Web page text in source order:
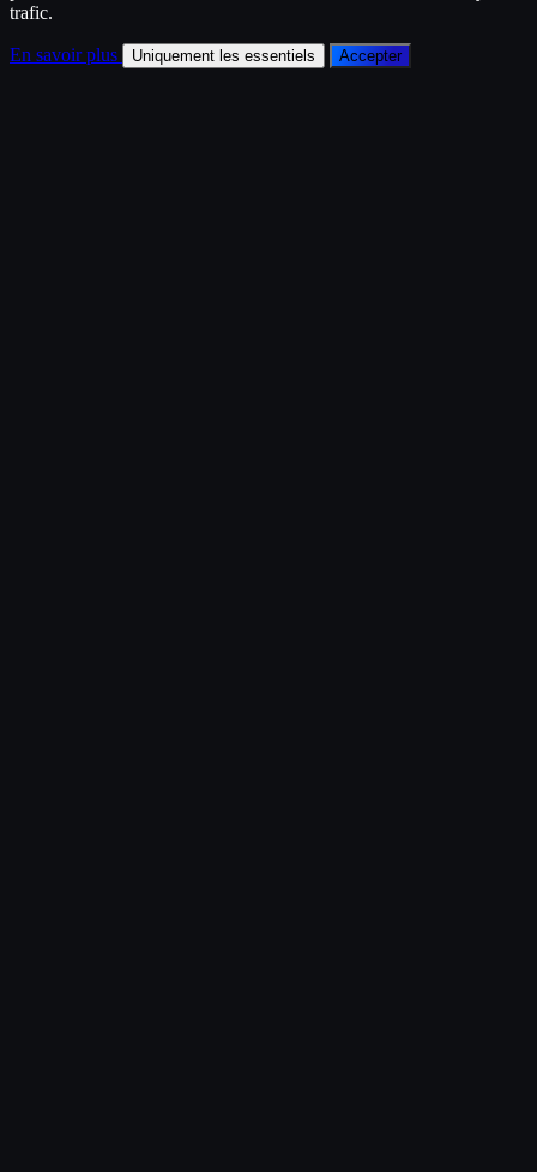
trafic.
En savoir plus Uniquement les essentiels Accepter